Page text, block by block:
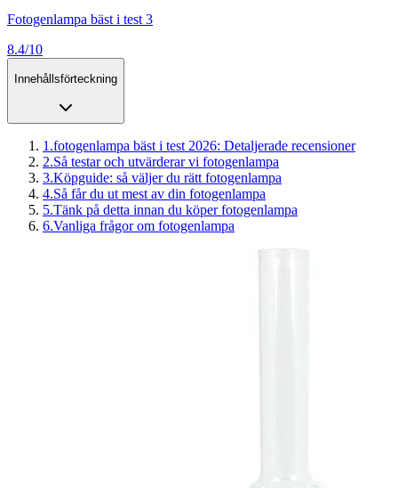
Fotogenlampa bäst i test 3
8.4/10
Innehållsförteckning
1 .fotogenlampa bäst i test 2026: Detaljerade recensioner
2.Så testar och utvärderar vi fotogenlampa
3.Köpguide: så väljer du rätt fotogenlampa
4.Så får du ut mest av din fotogenlampa
5.Tänk på detta innan du köper fotogenlampa
6.Vanliga frågor om fotogenlampa